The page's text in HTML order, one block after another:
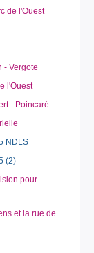
de l'Ouest
- Vergote
l'Ouest
- Poincaré
NDLS
(2)
pour
et la rue de